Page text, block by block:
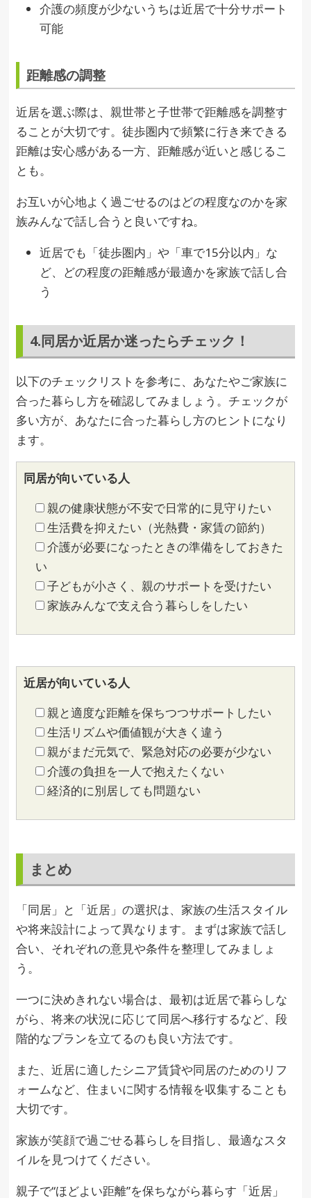
介護の頻度が少ないうちは近居で十分サポート
可能
距離感の調整
近居を選ぶ際は、親世帯と子世帯で距離感を調整す
ることが大切です。徒歩圏内で頻繁に行き来できる
距離は安心感がある一方、距離感が近いと感じるこ
とも。
お互いが心地よく過ごせるのはどの程度なのかを家
族みんなで話し合うと良いですね。
近居でも「徒歩圏内」や「車で15分以内」な
ど、どの程度の距離感が最適かを家族で話し合
う
4.同居か近居か迷ったらチェック！
以下のチェックリストを参考に、あなたやご家族に
合った暮らし方を確認してみましょう。チェックが
多い方が、あなたに合った暮らし方のヒントになり
ます。
同居が向いている人
親の健康状態が不安で日常的に見守りたい
生活費を抑えたい（光熱費・家賃の節約）
介護が必要になったときの準備をしておきた
い
子どもが小さく、親のサポートを受けたい
家族みんなで支え合う暮らしをしたい
近居が向いている人
親と適度な距離を保ちつつサポートしたい
生活リズムや価値観が大きく違う
親がまだ元気で、緊急対応の必要が少ない
介護の負担を一人で抱えたくない
経済的に別居しても問題ない
まとめ
「同居」と「近居」の選択は、家族の生活スタイル
や将来設計によって異なります。まずは家族で話し
合い、それぞれの意見や条件を整理してみましょ
う。
一つに決めきれない場合は、最初は近居で暮らしな
がら、将来の状況に応じて同居へ移行するなど、段
階的なプランを立てるのも良い方法です。
また、近居に適したシニア賃貸や同居のためのリフ
ォームなど、住まいに関する情報を収集することも
大切です。
家族が笑顔で過ごせる暮らしを目指し、最適なスタ
イルを見つけてください。
親子で“ほどよい距離”を保ちながら暮らす「近居」